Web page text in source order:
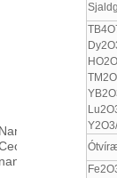
Nano Cerium
nanopowder/